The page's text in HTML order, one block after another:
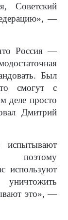
Советский
—
Россия —
Был
смогут с
деле просто
Дмитрий
поэтому
используют
это», —